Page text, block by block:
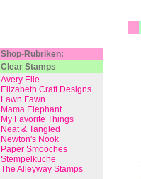
Shop-Rubriken:
Clear Stamps
Avery Elle
Elizabeth Craft Designs
Lawn Fawn
Mama Elephant
My Favorite Things
Neat & Tangled
Newton's Nook
Paper Smooches
Stempelküche
The Alleyway Stamps